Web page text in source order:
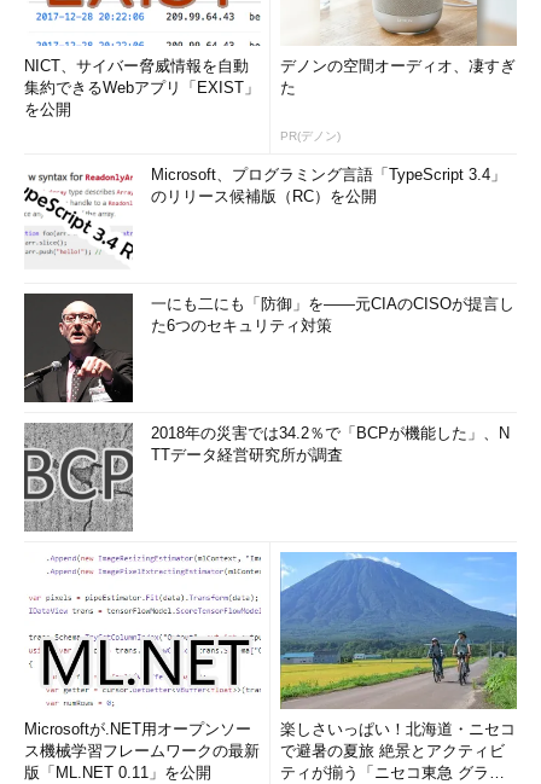
NICT、サイバー脅威情報を自動
集約できるWebアプリ「EXIST」
を公開
デノンの空間オーディオ、凄すぎ
た
PR(デノン)
Microsoft、プログラミング言語「TypeScript 3.4」
のリリース候補版（RC）を公開
一にも二にも「防御」を――元CIAのCISOが提言し
た6つのセキュリティ対策
2018年の災害では34.2％で「BCPが機能した」、N
TTデータ経営研究所が調査
Microsoftが.NET用オープンソー
ス機械学習フレームワークの最新
版「ML.NET 0.11」を公開
楽しさいっぱい！北海道・ニセコ
で避暑の夏旅 絶景とアクティビ
ティが揃う「ニセコ東急 グラ